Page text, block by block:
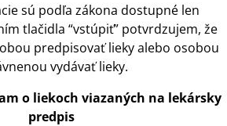
sú podľa zákona dostupné len
tlačidla “vstúpiť” potvrdzujem, že
predpisovať lieky alebo osobou
vydávať lieky.
o liekoch viazaných na lekársky
predpis